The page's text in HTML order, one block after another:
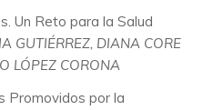
Un Reto para la Salud
GUTIÉRREZ, DIANA CORE
LÓPEZ CORONA
Promovidos por la